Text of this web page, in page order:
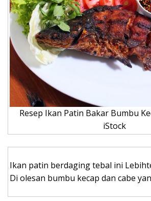
Resep Ikan Patin Bakar Bumbu
iStock
Ikan patin berdaging tebal ini
Di olesan bumbu kecap dan cabe